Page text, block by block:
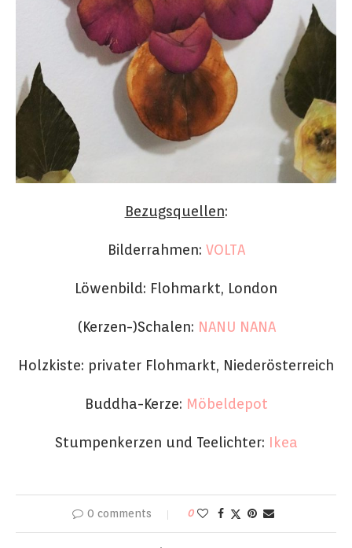
Bezugsquellen:
Bilderrahmen: VOLTA
Löwenbild: Flohmarkt, London
(Kerzen-)Schalen: NANU NANA
Holzkiste: privater Flohmarkt, Niederösterreich
Buddha-Kerze: Möbeldepot
Stumpenkerzen und Teelichter: Ikea
0 comments 0